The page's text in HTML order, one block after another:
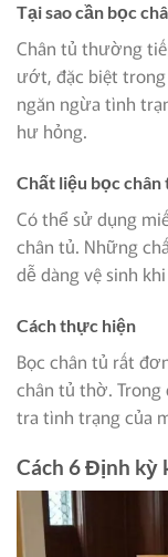
Tại sao cần bọc
Chân tủ thường
ướt, đặc biệt trong
ngăn ngừa tình
hư hỏng.
Chất liệu bọc chân
Có thể sử dụng
chân tủ. Những
dễ dàng vệ sinh
Cách thực hiện
Bọc chân tủ rất
chân tủ thờ.
tra tình trạng của
Cách 6 Định kỳ